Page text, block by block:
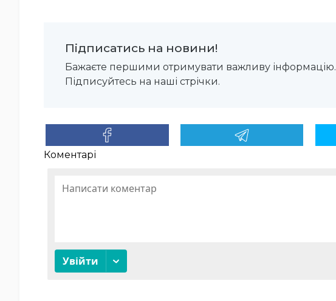
Підписатись на новини!
Бажаєте першими отримувати важливу інформацію.
Підписуйтесь на наші стрічки.
Коментарі